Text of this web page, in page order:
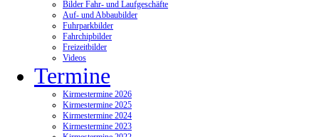
Bilder Fahr- und Laufgeschäfte
Auf- und Abbaubilder
Fuhrparkbilder
Fahrchipbilder
Freizeitbilder
Videos
Termine
Kirmestermine 2026
Kirmestermine 2025
Kirmestermine 2024
Kirmestermine 2023